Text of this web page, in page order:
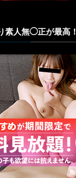
素人無◯正が最高！